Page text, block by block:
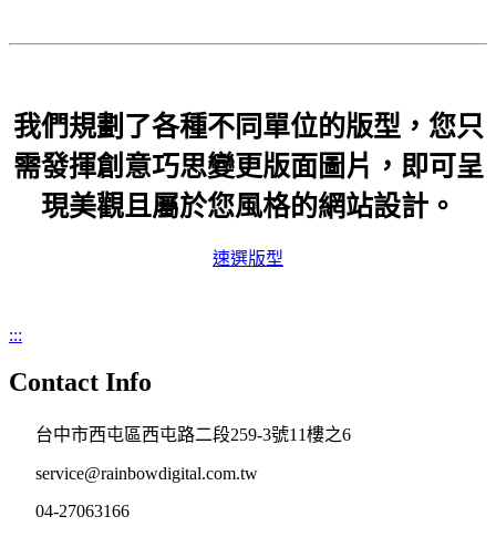
我們規劃了各種不同單位的版型，您只
需發揮創意巧思變更版面圖片，即可呈
現美觀且屬於您風格的網站設計。
速選版型
:::
Contact Info
台中市西屯區西屯路二段259-3號11樓之6
service@rainbowdigital.com.tw
04-27063166